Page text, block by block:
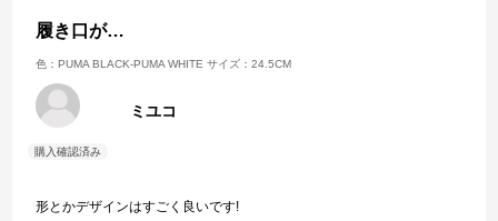
履き口が…
色：PUMA BLACK-PUMA WHITE サイズ：24.5CM
ミユコ
形とかデザインはすごく良いです!